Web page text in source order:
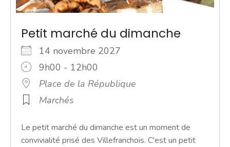
Petit marché du dimanche
14 novembre 2027
9h00 - 12h00
Place de la République
Marchés
Le petit marché du dimanche est un moment de
convivialité prisé des Villefranchois. C'est un petit